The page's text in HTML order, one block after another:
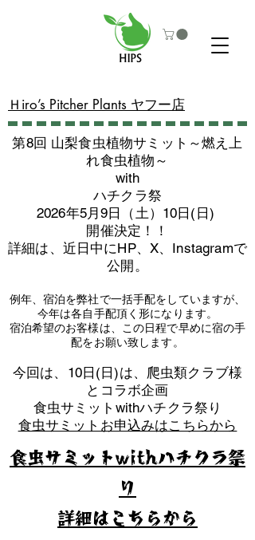
​Ｈiro’s Pitcher Plants ヤフー店
第8回 山梨食虫植物サミット～燃え上
れ食虫植物～
with
​ハチクラ祭
2026年5月9日（土）10日(日)
​開催決定！！
詳細は、近日中にHP、X、Instagramで
公開。
例年、宿泊を弊社で一括手配をしていますが、
今年は各自手配頂く形になります。
​宿泊希望のお客様は、この日程で早めに宿の手
配をお願い致します。
​今回は、10日(日)は、爬虫類クラブ様
とコラボ企画
​食虫サミットwithハチクラ祭り
食虫サミットお申込みはこちらから
食虫サミットwithハチクラ祭
り
​詳細はこちらから